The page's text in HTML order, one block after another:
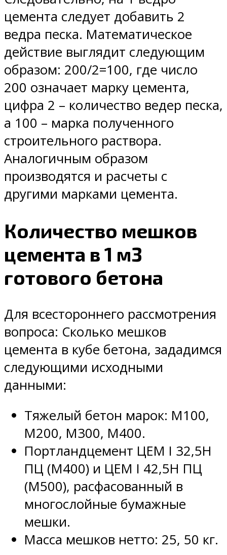
цемента следует добавить 2
ведра песка. Математическое
действие выглядит следующим
образом: 200/2=100, где число
200 означает марку цемента,
цифра 2 – количество ведер песка,
а 100 – марка полученного
строительного раствора.
Аналогичным образом
производятся и расчеты с
другими марками цемента.
Количество мешков
цемента в 1 м3
готового бетона
Для всестороннего рассмотрения
вопроса: Сколько мешков
цемента в кубе бетона, зададимся
следующими исходными
данными:
Тяжелый бетон марок: М100,
М200, М300, М400.
Портландцемент ЦЕМ I 32,5Н
ПЦ (М400) и ЦЕМ I 42,5Н ПЦ
(М500), расфасованный в
многослойные бумажные
мешки.
Масса мешков нетто: 25, 50 кг.